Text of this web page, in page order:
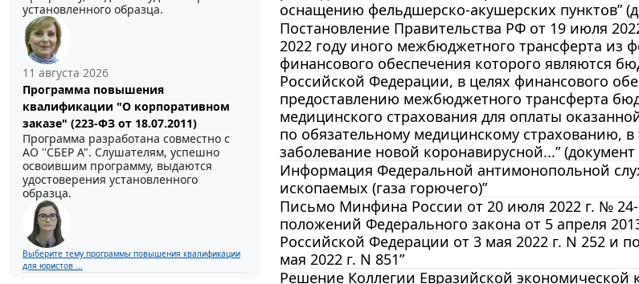
установленного образца.
11 августа 2026
Программа повышения
квалификации "О корпоративном
заказе" (223-ФЗ от 18.07.2011)
Программа разработана совместно с
АО ''СБЕР А". Слушателям, успешно
освоившим программу, выдаются
удостоверения установленного
образца.
Выберите тему программы повышения квалификации
для юристов ...
оснащению фельдшерско-акушерских пунктов”
Постановление Правительства РФ от 19 июля
2022 году иного межбюджетного трансферта
финансового обеспечения которого являются
Российской Федерации, в целях финансового
предоставлению межбюджетного трансферта
медицинского страхования для оплаты
по обязательному медицинскому страхованию,
заболевание новой коронавирусной...” (документ
Информация Федеральной антимонопольной
ископаемых (газа горючего)”
Письмо Минфина России от 20 июля 2022 г. №
положений Федерального закона от 5 апреля
Российской Федерации от 3 мая 2022 г. N 252 и
мая 2022 г. N 851”
Решение Коллегии Евразийской